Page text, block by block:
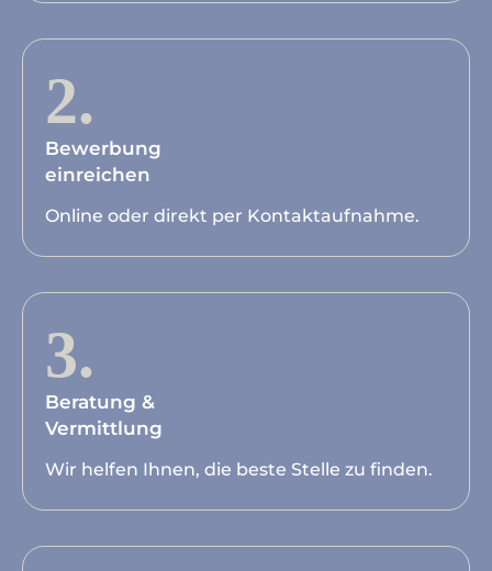
2.
Bewerbung
einreichen
Online oder direkt per Kontaktaufnahme.
3.
Beratung &
Vermittlung
Wir helfen Ihnen, die beste Stelle zu finden.